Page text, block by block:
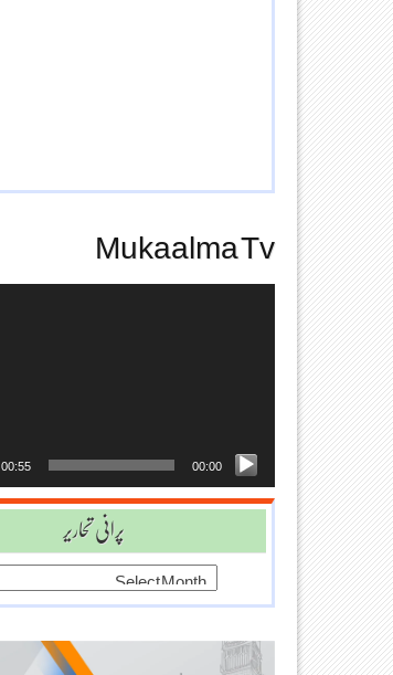
Mukaalma Tv
00:00
00:55
پرانی تحاریر